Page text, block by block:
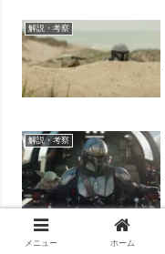
解説・考察
解説・考察
メニュー ホーム